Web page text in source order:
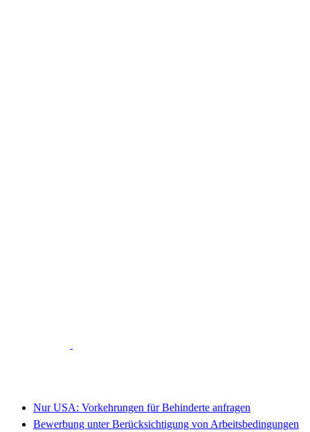
Nur USA: Vorkehrungen für Behinderte anfragen
Bewerbung unter Berücksichtigung von Arbeitsbedingungen